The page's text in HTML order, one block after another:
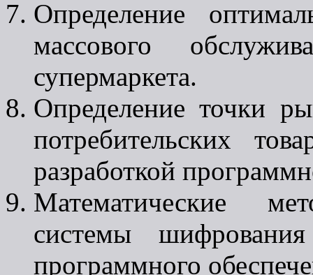
Определение
массового
супермаркета.
Определение точки
потребительских
разработкой
Математические
системы
программного